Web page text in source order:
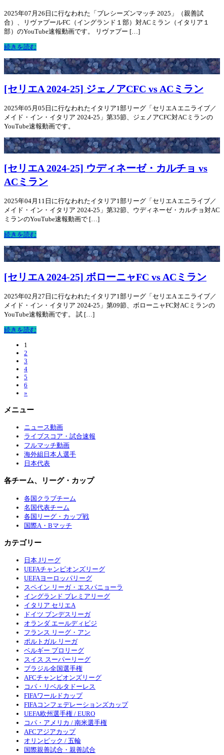
2025年07月26日に行なわれた「プレシーズンマッチ 2025」（親善試
合）、リヴァプールFC（イングランド１部）対ACミラン（イタリア１
部）のYouTube速報動画です。 リヴァプー […]
続きを読む
[セリエA 2024-25] ジェノアCFC vs ACミラン
2025年05月05日に行なわれたイタリア1部リーグ「セリエA エニライブ／
メイド・イン・イタリア 2024-25」第35節、ジェノアCFC対ACミランの
YouTube速報動画です。
[セリエA 2024-25] ウディネーゼ・カルチョ vs
ACミラン
2025年04月11日に行なわれたイタリア1部リーグ「セリエA エニライブ／
メイド・イン・イタリア 2024-25」第32節、ウディネーゼ・カルチョ対AC
ミランのYouTube速報動画で […]
続きを読む
[セリエA 2024-25] ボローニャFC vs ACミラン
2025年02月27日に行なわれたイタリア1部リーグ「セリエA エニライブ／
メイド・イン・イタリア 2024-25」第09節、ボローニャFC対ACミランの
YouTube速報動画です。 試 […]
続きを読む
1
2
3
4
5
6
»
メニュー
ニュース動画
ライブスコア・試合速報
フルマッチ動画
海外組日本人選手
日本代表
各チーム、リーグ・カップ
各国クラブチーム
名国代表チーム
各国リーグ・カップ戦
国際A・Bマッチ
カテゴリー
日本 Jリーグ
UEFAチャンピオンズリーグ
UEFAヨーロッパリーグ
スペイン リーガ・エスパニョーラ
イングランド プレミアリーグ
イタリア セリエA
ドイツ ブンデスリーガ
オランダ エールディビジ
フランス リーグ・アン
ポルトガル リーガ
ベルギー プロリーグ
スイス スーパーリーグ
ブラジル全国選手権
AFCチャンピオンズリーグ
コパ・リベルタドーレス
FIFAワールドカップ
FIFAコンフェデレーションズカップ
UEFA欧州選手権 / EURO
コパ・アメリカ / 南米選手権
AFCアジアカップ
オリンピック / 五輪
国際親善試合・親善試合